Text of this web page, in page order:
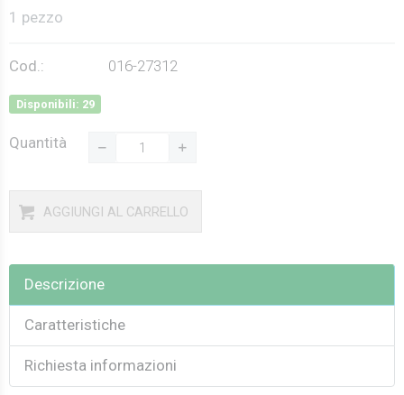
1 pezzo
Cod.: 016-27312
Disponibili: 29
Quantità
AGGIUNGI AL CARRELLO
Descrizione
Caratteristiche
Richiesta informazioni